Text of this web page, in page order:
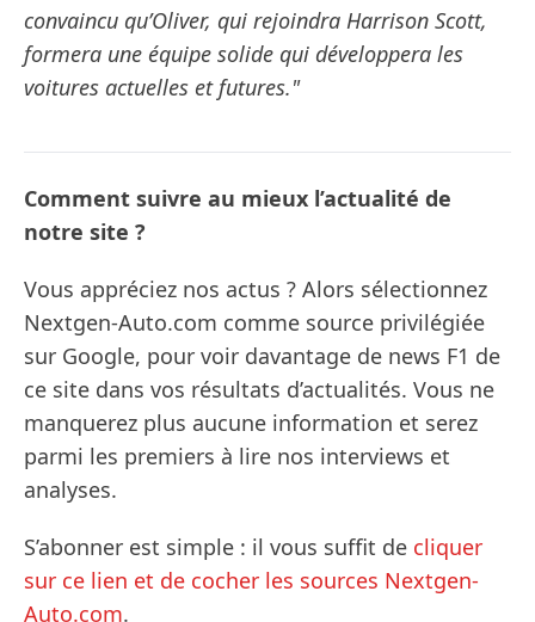
convaincu qu’Oliver, qui rejoindra Harrison Scott,
formera une équipe solide qui développera les
voitures actuelles et futures."
Comment suivre au mieux l’actualité de
notre site ?
Vous appréciez nos actus ? Alors sélectionnez
Nextgen-Auto.com comme source privilégiée
sur Google, pour voir davantage de news F1 de
ce site dans vos résultats d’actualités. Vous ne
manquerez plus aucune information et serez
parmi les premiers à lire nos interviews et
analyses.
S’abonner est simple : il vous suffit de cliquer
sur ce lien et de cocher les sources Nextgen-
Auto.com.